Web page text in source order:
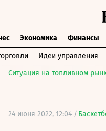
Экономика Финансы
Идеи управления
Ситуация на топливном
24 июня 2022, 12:04 /